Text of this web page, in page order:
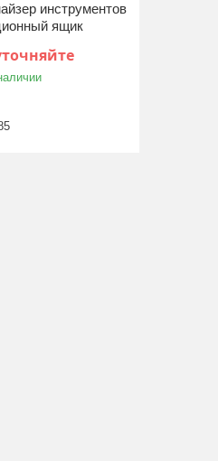
инструментов
ящик